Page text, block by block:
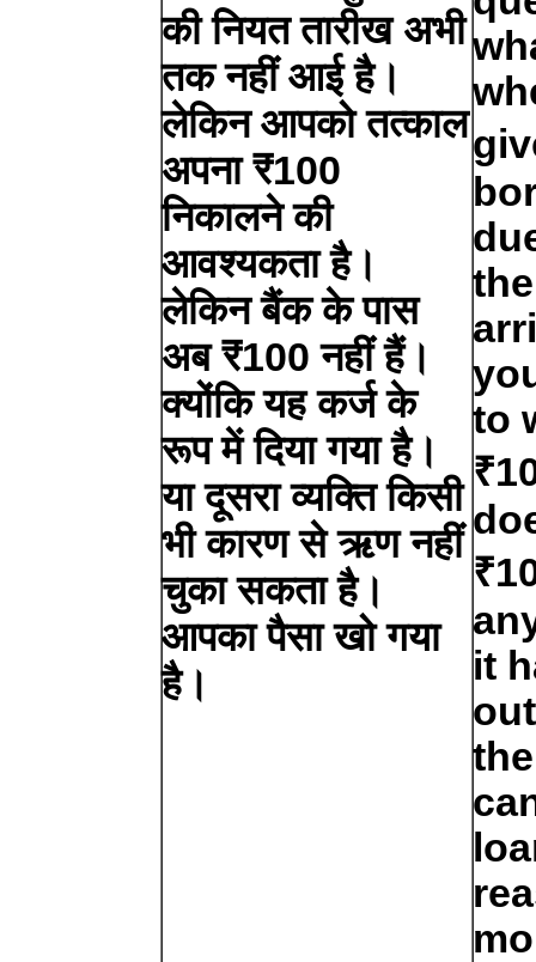
की नियत तारीख अभी
तक नहीं आई है।
लेकिन आपको तत्काल
अपना ₹100
निकालने की
आवश्यकता है।
लेकिन बैंक के पास
अब ₹100 नहीं हैं।
क्योंकि यह कर्ज के
रूप में दिया गया है।
या दूसरा व्यक्ति किसी
भी कारण से ऋण नहीं
चुका सकता है।
आपका पैसा खो गया
है।
to
it